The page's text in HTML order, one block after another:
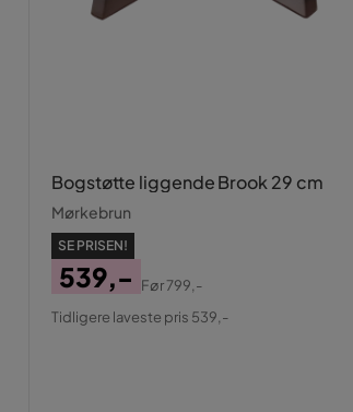
Bogstøtte liggende Brook 29 cm
Mørkebrun
SE PRISEN!
Pris
539,-
Original
Før799,-
Tidligere laveste pris 539,-